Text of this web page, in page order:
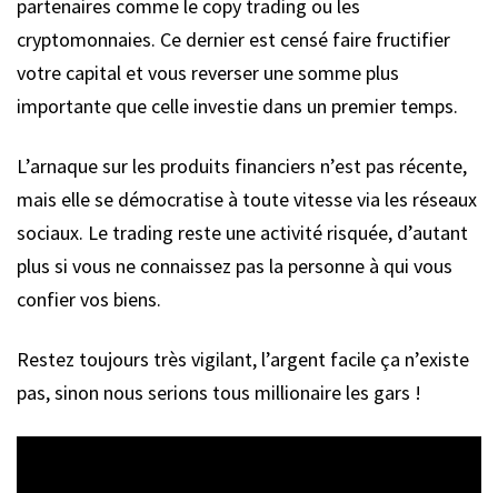
partenaires comme le copy trading ou les
cryptomonnaies. Ce dernier est censé faire fructifier
votre capital et vous reverser une somme plus
importante que celle investie dans un premier temps.
L’arnaque sur les produits financiers n’est pas récente,
mais elle se démocratise à toute vitesse via les réseaux
sociaux. Le trading reste une activité risquée, d’autant
plus si vous ne connaissez pas la personne à qui vous
confier vos biens.
Restez toujours très vigilant, l’argent facile ça n’existe
pas, sinon nous serions tous millionaire les gars !